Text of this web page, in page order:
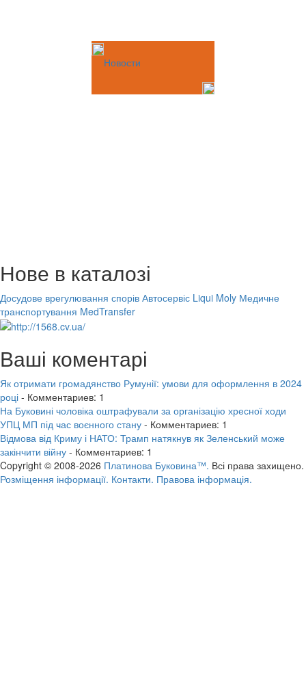
Новости
Нове в каталозі
Досудове врегулювання спорів Автосервіс Liqui Moly Медичне
транспортування MedTransfer
Ваші коментарі
Як отримати громадянство Румунії: умови для оформлення в 2024
році - Комментариев: 1
На Буковині чоловіка оштрафували за організацію хресної ходи
УПЦ МП під час воєнного стану - Комментариев: 1
Відмова від Криму і НАТО: Трамп натякнув як Зеленський може
закінчити війну - Комментариев: 1
Copyright © 2008-2026 Платинова Буковина™. Всі права захищено.
Розміщення інформації. Контакти. Правова інформація.